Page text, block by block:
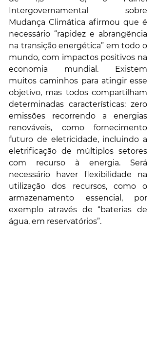
Intergovernamental sobre
Mudança Climática afirmou que é
necessário “rapidez e abrangência
na transição energética” em todo o
mundo, com impactos positivos na
economia mundial. Existem
muitos caminhos para atingir esse
objetivo, mas todos compartilham
determinadas características: zero
emissões recorrendo a energias
renováveis, ​​como fornecimento
futuro de eletricidade, incluindo a
eletrificação de múltiplos setores
com recurso à energia. Será
necessário haver flexibilidade na
utilização dos recursos, como o
armazenamento essencial, por
exemplo através de “baterias de
água, em reservatórios”.